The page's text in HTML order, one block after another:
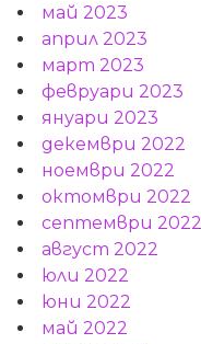
май 2023
април 2023
март 2023
февруари 2023
януари 2023
декември 2022
ноември 2022
октомври 2022
септември 2022
август 2022
юли 2022
юни 2022
май 2022